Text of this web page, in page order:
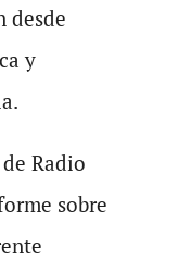
desde
y
Radio
sobre